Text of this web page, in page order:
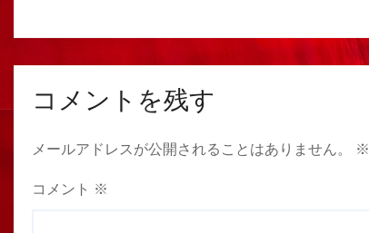
コメントを残す
メールアドレスが公開されることはありません。 ※
コメント ※